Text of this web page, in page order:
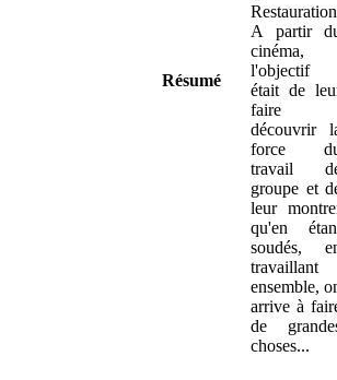
Résumé
A partir
cinéma,
l'objectif
était de
faire
découvrir
force
travail
groupe et
leur
qu'en
soudés,
travaillant
ensemble,
arrive à
de
choses...